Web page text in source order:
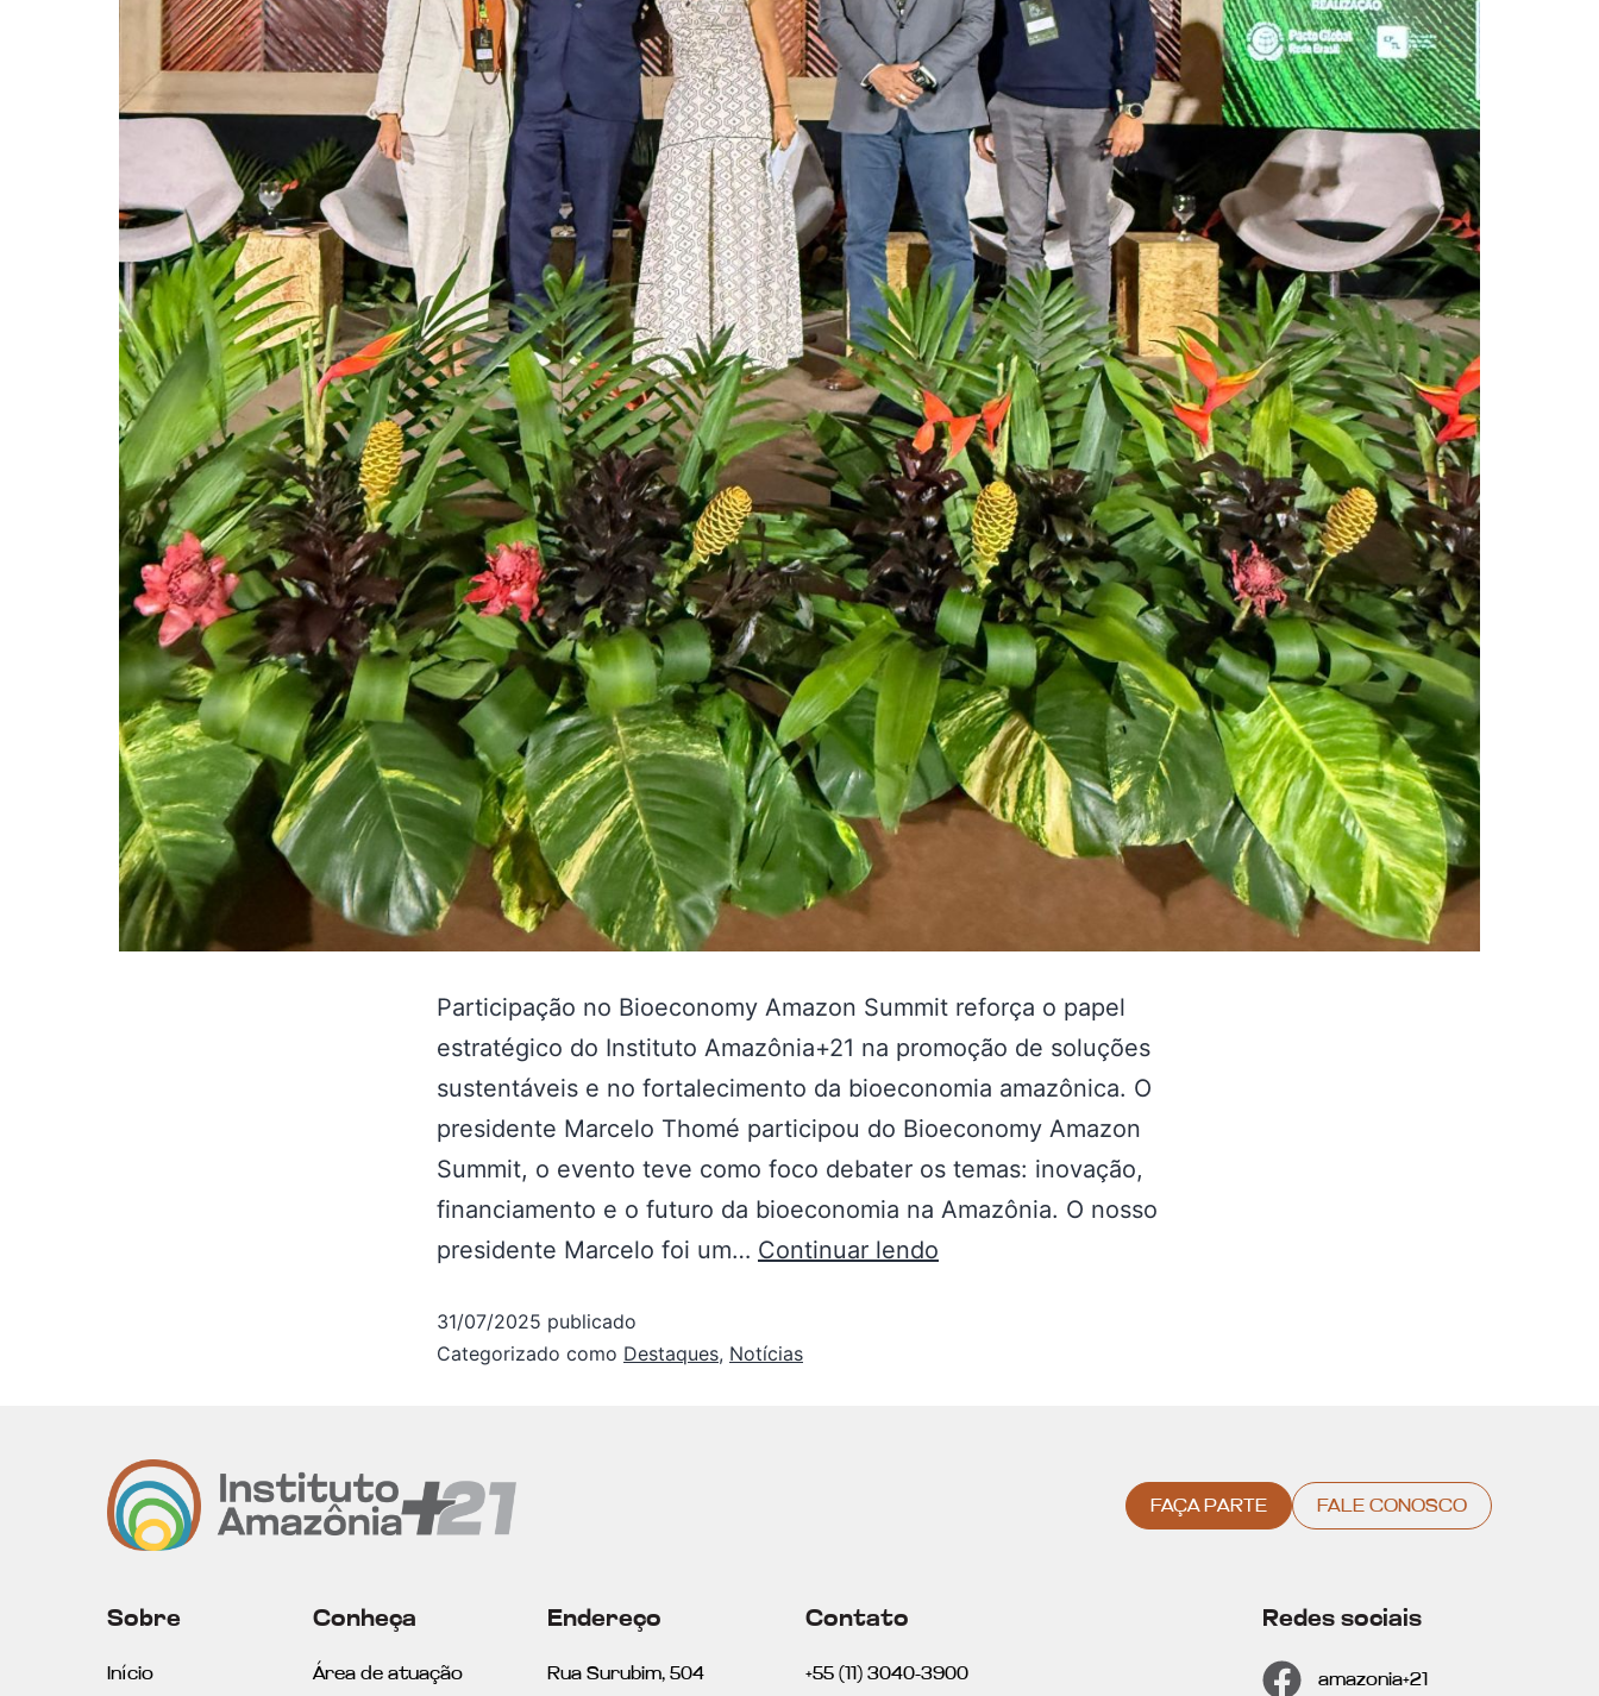
Participação no Bioeconomy Amazon Summit reforça o papel
estratégico do Instituto Amazônia+21 na promoção de soluções
sustentáveis e no fortalecimento da bioeconomia amazônica. O
presidente Marcelo Thomé participou do Bioeconomy Amazon
Summit, o evento teve como foco debater os temas: inovação,
financiamento e o futuro da bioeconomia na Amazônia. O nosso
presidente Marcelo foi um… Continuar lendo
31/07/2025 publicado
Categorizado como Destaques, Notícias
FAÇA PARTE FALE CONOSCO
Sobre
Início
Conheça
Área de atuação
Endereço
Rua Surubim, 504
Contato
+55 (11) 3040-3900
Redes sociais
amazonia+21